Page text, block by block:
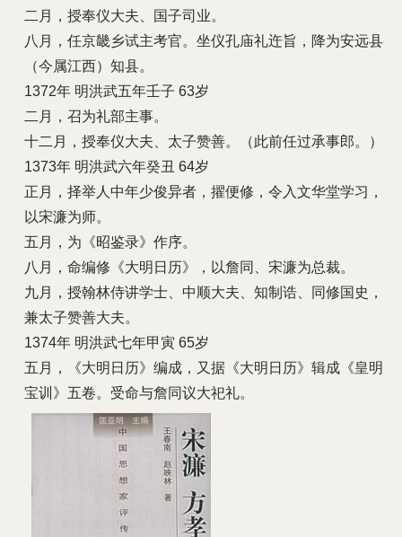
二月，授奉仪大夫、国子司业。
八月，任京畿乡试主考官。坐仪孔庙礼迕旨，降为安远县
（今属江西）知县。
1372年 明洪武五年壬子 63岁
二月，召为礼部主事。
十二月，授奉仪大夫、太子赞善。（此前任过承事郎。）
1373年 明洪武六年癸丑 64岁
正月，择举人中年少俊异者，擢便修，令入文华堂学习，
以宋濂为师。
五月，为《昭鉴录》作序。
八月，命编修《大明日历》，以詹同、宋濂为总裁。
九月，授翰林侍讲学士、中顺大夫、知制诰、同修国史，
兼太子赞善大夫。
1374年 明洪武七年甲寅 65岁
五月，《大明日历》编成，又据《大明日历》辑成《皇明
宝训》五卷。受命与詹同议大祀礼。